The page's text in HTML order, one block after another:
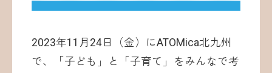
2023年11月24日（金）にATOMica北九州
で、「子ども」と「子育て」をみんなで考